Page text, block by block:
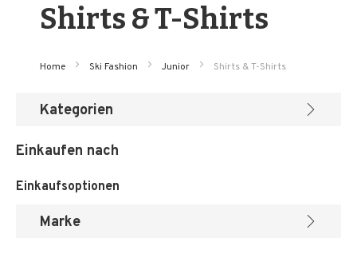
Shirts & T-Shirts
Home Ski Fashion Junior Shirts & T-Shirts
Kategorien
Einkaufen nach
Einkaufsoptionen
Marke